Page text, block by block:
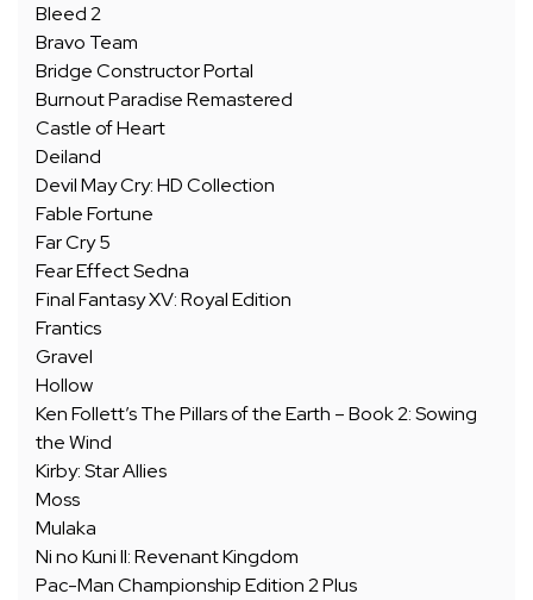
Bleed 2
Bravo Team
Bridge Constructor Portal
Burnout Paradise Remastered
Castle of Heart
Deiland
Devil May Cry: HD Collection
Fable Fortune
Far Cry 5
Fear Effect Sedna
Final Fantasy XV: Royal Edition
Frantics
Gravel
Hollow
Ken Follett’s The Pillars of the Earth – Book 2: Sowing
the Wind
Kirby: Star Allies
Moss
Mulaka
Ni no Kuni II: Revenant Kingdom
Pac-Man Championship Edition 2 Plus